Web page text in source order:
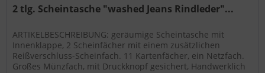
2 tlg. Scheintasche "washed Jeans Rindleder"...
ARTIKELBESCHREIBUNG: geräumige Scheintasche mit
Innenklappe, 2 Scheinfächer mit einem zusätzlichen
Reißverschluss-Scheinfach. 11 Kartenfächer, ein Netzfach.
Großes Münzfach, mit Druckknopf gesichert, Handwerklich